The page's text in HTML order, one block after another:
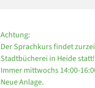
Achtung:
Der Sprachkurs findet
Stadtbücherei in Heide statt!
Immer mittwochs 14:00-
Neue Anlage.